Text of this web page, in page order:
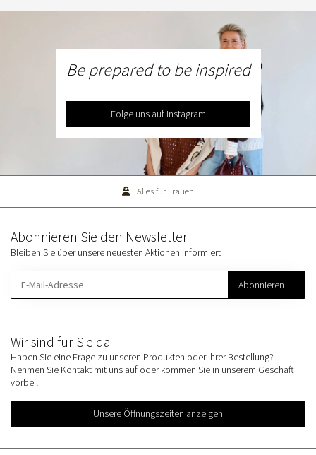
Be prepared to be inspired
Folge uns auf Instagram
Alles für Frauen
Wir sind für Sie da
Haben Sie eine Frage zu unseren Produkten oder Ihrer Bestellung?
Nehmen Sie Kontakt mit uns auf oder kommen Sie in unserem Geschäft
vorbei!
Unsere Öffnungszeiten anzeigen
Abonnieren Sie den Newsletter
Bleiben Sie über unsere neuesten Aktionen informiert
Abonnieren